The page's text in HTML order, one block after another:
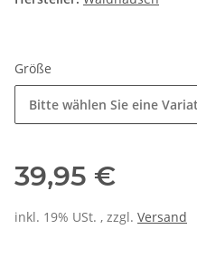
Größe
Bitte wählen Sie eine
39,95 €
inkl. 19% USt. , zzgl. Versand